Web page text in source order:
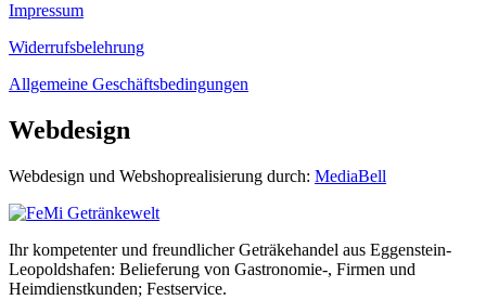
Impressum
Widerrufsbelehrung
Allgemeine Geschäftsbedingungen
Webdesign
Webdesign und Webshoprealisierung durch: MediaBell
Ihr kompetenter und freundlicher Geträkehandel aus Eggenstein-
Leopoldshafen: Belieferung von Gastronomie-, Firmen und
Heimdienstkunden; Festservice.